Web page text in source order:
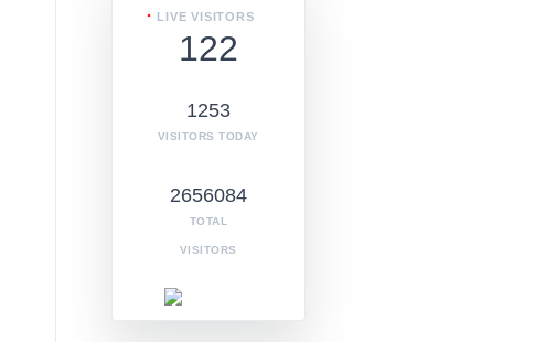
LIVE VISITORS
122
1253
VISITORS TODAY
2656084
TOTAL
VISITORS